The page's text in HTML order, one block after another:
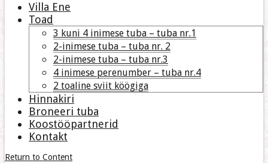
Villa Ene
Toad
3 kuni 4 inimese tuba – tuba nr.1
2-inimese tuba – tuba nr. 2
2-inimese tuba – tuba nr.3
4 inimese perenumber – tuba nr.4
2 toaline sviit köögiga
Hinnakiri
Broneeri tuba
Koostööpartnerid
Kontakt
Return to Content